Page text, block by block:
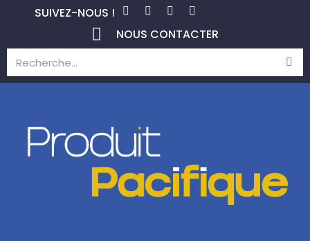
SUIVEZ-NOUS !
NOUS CONTACTER